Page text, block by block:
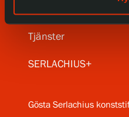
Tjänster
SERLACHIUS+
Gösta Serlachius